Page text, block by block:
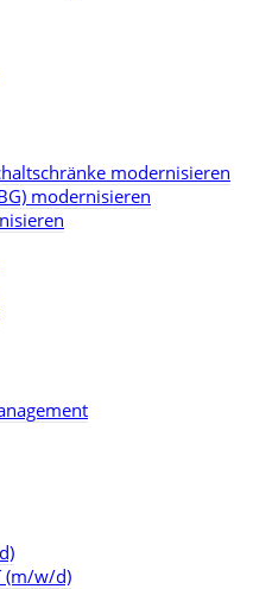
modernisieren
modernisieren
(m/w/d)